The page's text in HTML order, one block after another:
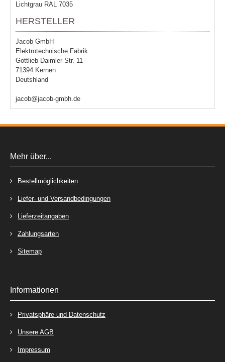
Lichtgrau RAL 7035
HERSTELLER
Jacob GmbH
Elektrotechnische Fabrik
Gottlieb-Daimler Str. 11
71394 Kernen
Deutshland
jacob@jacob-gmbh.de
Mehr über...
Bestellmöglichkeiten
Liefer- und Versandbedingungen
Lieferzeitangaben
Zahlungsarten
Sitemap
Informationen
Privatsphäre und Datenschutz
Unsere AGB
Impressum